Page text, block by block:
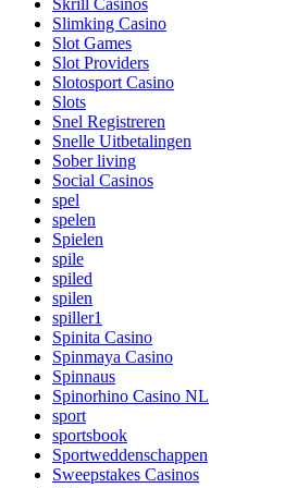
Skrill Casinos
Slimking Casino
Slot Games
Slot Providers
Slotosport Casino
Slots
Snel Registreren
Snelle Uitbetalingen
Sober living
Social Casinos
spel
spelen
Spielen
spile
spiled
spilen
spiller1
Spinita Casino
Spinmaya Casino
Spinnaus
Spinorhino Casino NL
sport
sportsbook
Sportweddenschappen
Sweepstakes Casinos